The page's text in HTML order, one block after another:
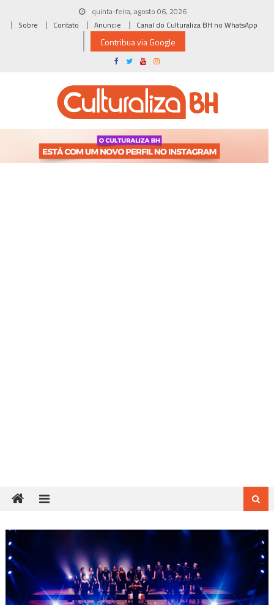
quinta-feira, agosto 06, 2026
Sobre
Contato Anuncie Canal do Culturaliza BH no WhatsApp
Contribua via Google